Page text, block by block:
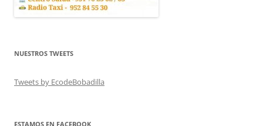
NUESTROS TWEETS
Tweets by EcodeBobadilla
ESTAMOS EN FACEBOOK